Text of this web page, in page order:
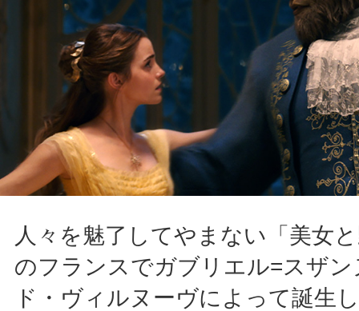
人々を魅了してやまない「美女
のフランスでガブリエル=スザ
ド・ヴィルヌーヴによって誕生